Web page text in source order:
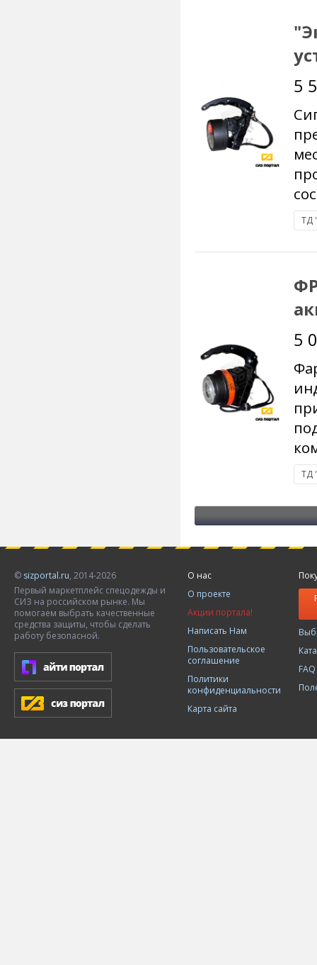
5
ТД
5
ТД
© sizportal.ru, 2014-2026
Первый маркетплейс спецодежды и
СИЗ на российском рынке. Мы
помогаем выбрать качественные
средства защиты, чтобы сделать
работу безопасной.
О нас
О проекте
Акции портала!
Написать Нам
Пользовательское
соглашение
Политики
конфиденциальности
Карта сайта
FAQ